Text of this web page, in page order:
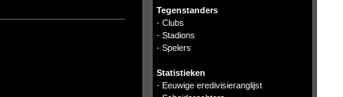
Tegenstanders
- Clubs
- Stadions
- Spelers
Statistieken
- Eeuwige eredivisieranglijst